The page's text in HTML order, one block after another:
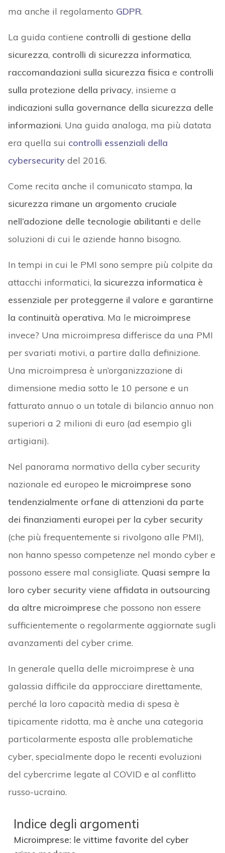
ma anche il regolamento GDPR.
La guida contiene controlli di gestione della
sicurezza, controlli di sicurezza informatica,
raccomandazioni sulla sicurezza fisica e controlli
sulla protezione della privacy, insieme a
indicazioni sulla governance della sicurezza delle
informazioni. Una guida analoga, ma più datata
era quella sui controlli essenziali della
cybersecuritydel 2016.
Come recita anche il comunicato stampa, la
sicurezza rimane un argomento cruciale
nell’adozione delle tecnologie abilitanti e delle
soluzioni di cui le aziende hanno bisogno.
In tempi in cui le PMI sono sempre più colpite da
attacchi informatici, la sicurezza informatica è
essenziale per proteggerne il valore e garantirne
la continuità operativa. Ma le microimprese
invece? Una microimpresa differisce da una PMI
per svariati motivi, a partire dalla definizione.
Una microimpresa è un’organizzazione di
dimensione media sotto le 10 persone e un
fatturato annuo o un totale di bilancio annuo non
superiori a 2 milioni di euro (ad esempio gli
artigiani).
Nel panorama normativo della cyber security
nazionale ed europeo le microimprese sono
tendenzialmente orfane di attenzioni da parte
dei finanziamenti europei per la cyber security
(che più frequentemente si rivolgono alle PMI),
non hanno spesso competenze nel mondo cyber e
possono essere mal consigliate. Quasi sempre la
loro cyber security viene affidata in outsourcing
da altre microimprese che possono non essere
sufficientemente o regolarmente aggiornate sugli
avanzamenti del cyber crime.
In generale quella delle microimprese è una
galassia difficile da approcciare direttamente,
perché la loro capacità media di spesa è
tipicamente ridotta, ma è anche una categoria
particolarmente esposta alle problematiche
cyber, specialmente dopo le recenti evoluzioni
del cybercrime legate al COVID e al conflitto
russo-ucraino.
Indice degli argomenti
Microimprese: le vittime favorite del cyber